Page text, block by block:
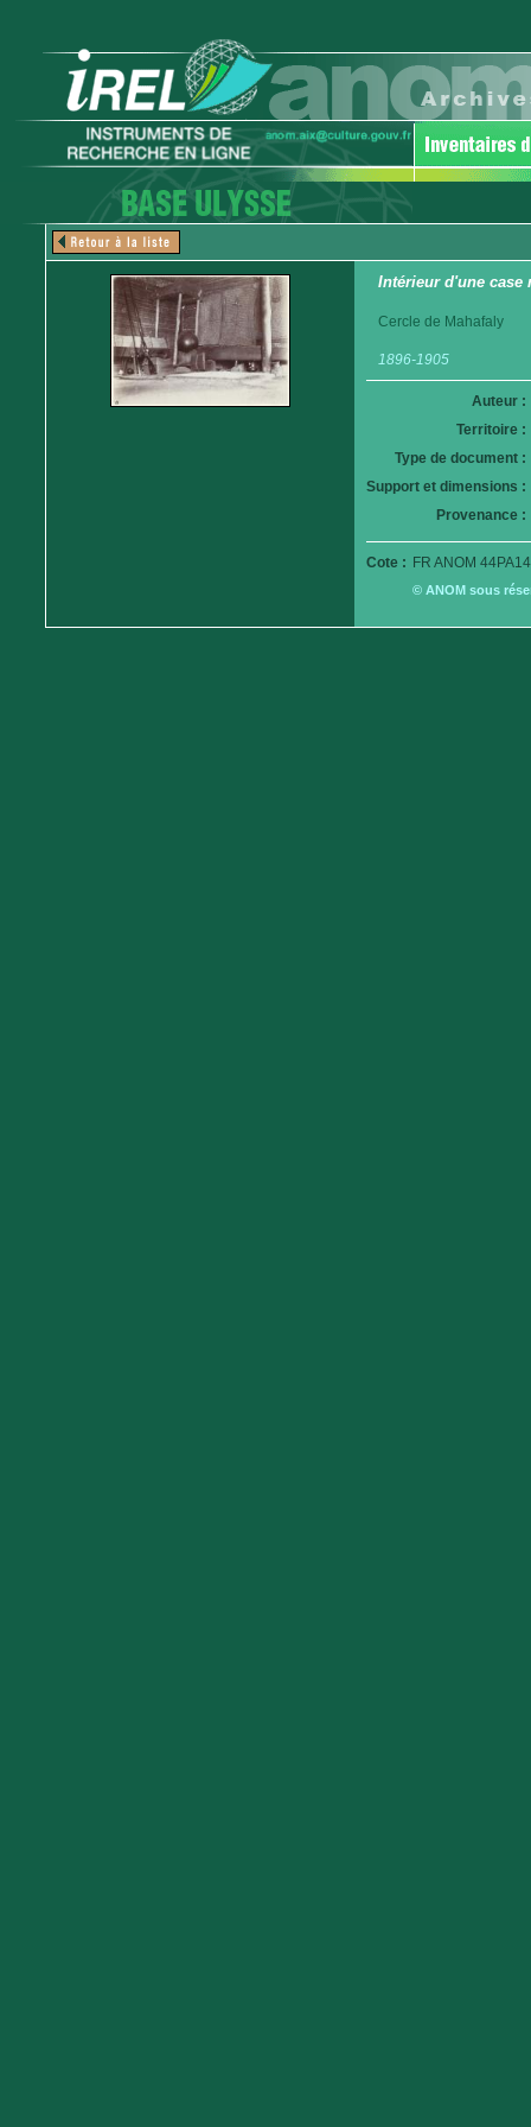
Intérieur d'une case
Cercle de Mahafaly
1896-1905
Auteur :
Territoire :
Type de document :
Support et dimensions :
Provenance :
Cote : FR ANOM
© ANOM sous